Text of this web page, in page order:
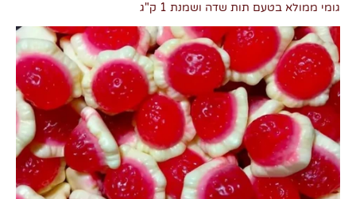
גומי ממולא בטעם תות שדה ושמנת 1 ק"ג